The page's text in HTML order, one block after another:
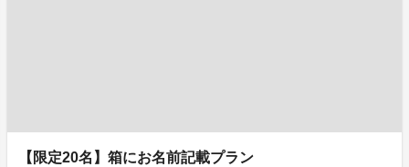
【限定20名】箱にお名前記載プラン